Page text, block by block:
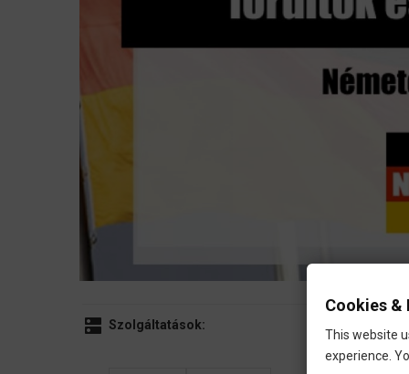
dns Szolgáltatások:
Cookies &
This website
experience.